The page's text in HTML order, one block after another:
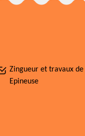
Zingueur et travaux
Epineuse